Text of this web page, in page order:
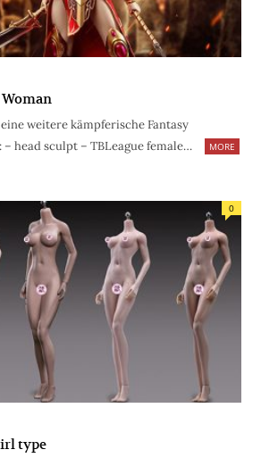
weitere kämpferische Fantasy
– head sculpt – TBLeague female…
MORE
0
type